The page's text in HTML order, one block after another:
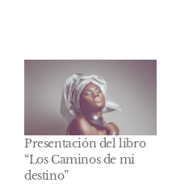
Presentación del libro
“Los Caminos de mi
destino”